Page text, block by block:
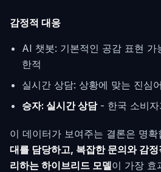
감정적 대응
AI 챗봇: 기본적인 공감 표현 가
한적
실시간 상담: 상황에 맞는 진심
승자: 실시간 상담- 한국 소비자
이 데이터가 보여주는 결론은 명확
대를 담당하고, 복잡한 문의와 감
리하는 하이브리드 모델이 가장 효